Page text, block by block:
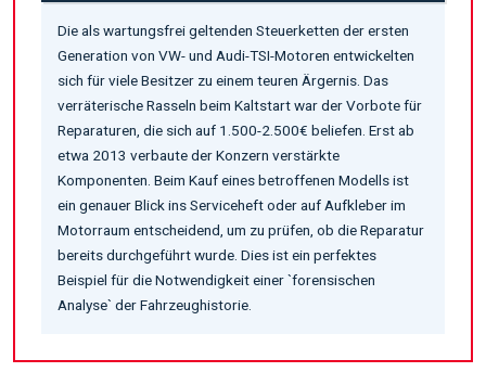
Die als wartungsfrei geltenden Steuerketten der ersten
Generation von VW- und Audi-TSI-Motoren entwickelten
sich für viele Besitzer zu einem teuren Ärgernis. Das
verräterische Rasseln beim Kaltstart war der Vorbote für
Reparaturen, die sich auf 1.500-2.500€ beliefen. Erst ab
etwa 2013 verbaute der Konzern verstärkte
Komponenten. Beim Kauf eines betroffenen Modells ist
ein genauer Blick ins Serviceheft oder auf Aufkleber im
Motorraum entscheidend, um zu prüfen, ob die Reparatur
bereits durchgeführt wurde. Dies ist ein perfektes
Beispiel für die Notwendigkeit einer `forensischen
Analyse` der Fahrzeughistorie.